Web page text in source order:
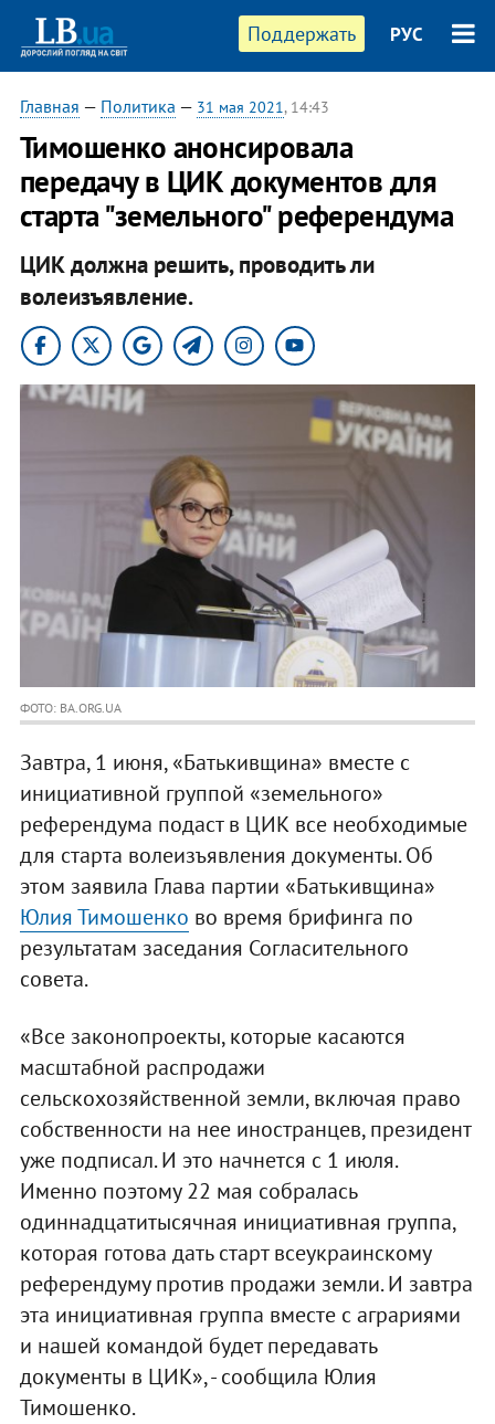
Поддержать РУС
Главная — Политика — 31 мая 2021, 14:43
Тимошенко анонсировала
передачу в ЦИК документов для
старта "земельного" референдума
ЦИК должна решить, проводить ли
волеизъявление.
ФОТО: BA.ORG.UA
Завтра, 1 июня, «Батькивщина» вместе с
инициативной группой «земельного»
референдума подаст в ЦИК все необходимые
для старта волеизъявления документы. Об
этом заявила Глава партии «Батькивщина»
Юлия Тимошенко во время брифинга по
результатам заседания Согласительного
совета.
«Все законопроекты, которые касаются
масштабной распродажи
сельскохозяйственной земли, включая право
собственности на нее иностранцев, президент
уже подписал. И это начнется с 1 июля.
Именно поэтому 22 мая собралась
одиннадцатитысячная инициативная группа,
которая готова дать старт всеукраинскому
референдуму против продажи земли. И завтра
эта инициативная группа вместе с аграриями
и нашей командой будет передавать
документы в ЦИК», - сообщила Юлия
Тимошенко.